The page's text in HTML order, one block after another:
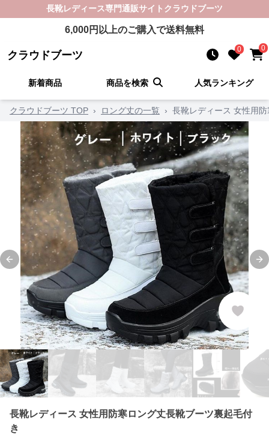
長靴レディース専門通販サイト クラウドブーツ
6,000円以上のご購入で送料無料
クラウドブーツ 0 0
新着商品 商品を検索 人気ランキング
クラウドブーツ TOP › ロング丈の一覧 › 長靴レディース 女性用
Previous slide
長靴レディース 女性用防寒ロング丈長靴ブーツ裏起毛付
き